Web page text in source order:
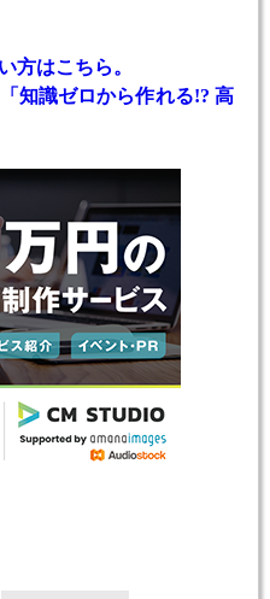
方はこちら。
知識ゼロから作れる!? 高